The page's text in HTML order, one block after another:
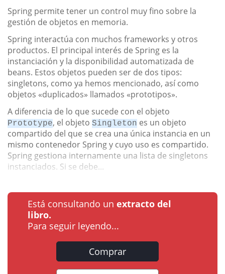
Spring permite tener un control muy fino sobre la
gestión de objetos en memoria.
Spring interactúa con muchos frameworks y otros
productos. El principal interés de Spring es la
instanciación y la disponibilidad automatizada de
beans. Estos objetos pueden ser de dos tipos:
singletons, como ya hemos mencionado, así como
objetos «duplicados» llamados «prototipos».
A diferencia de lo que sucede con el objeto
Prototype, el objeto Singleton es un objeto
compartido del que se crea una única instancia en un
mismo contenedor Spring y cuyo uso es compartido.
Spring gestiona internamente una lista de singletons
instanciados. Si se debe...
Está consultando un extracto del
libro.
Para seguir leyendo...
Comprar